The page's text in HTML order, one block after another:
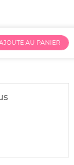
AU PANIER